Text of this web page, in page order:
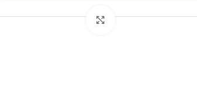
Klik om te vergroten